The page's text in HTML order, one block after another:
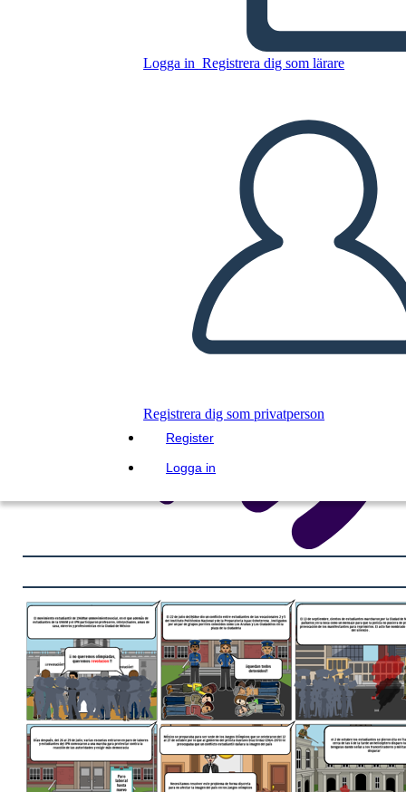
Logga in Registrera dig som lärare
Registrera dig som privatperson
Register
Logga in
SPELA UPP BILDSPEL
LÄS FÖR MIG